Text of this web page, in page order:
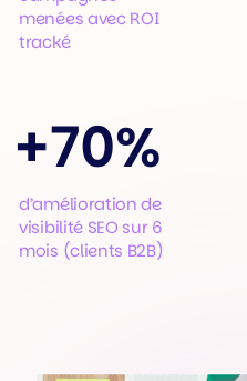
menées avec ROI
tracké
+70%
d’amélioration de
visibilité SEO sur 6
mois (clients B2B)